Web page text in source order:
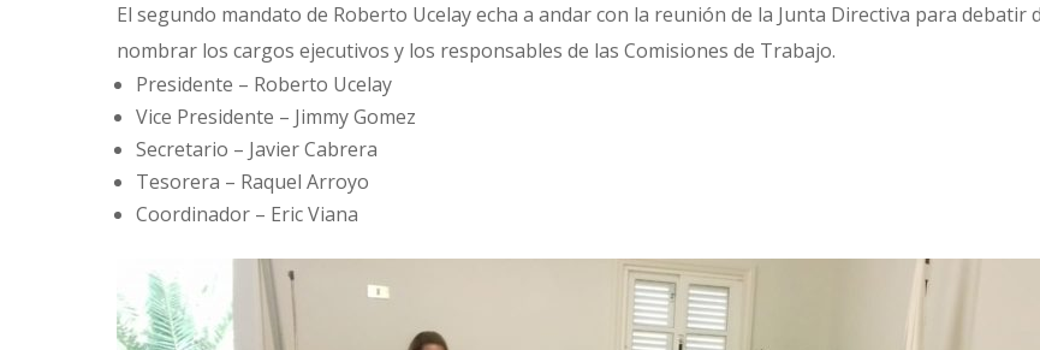
El segundo mandato de Roberto Ucelay echa a andar con la reunión de la Junta Directiva para
nombrar los cargos ejecutivos y los responsables de las Comisiones de Trabajo.
Presidente – Roberto Ucelay
Vice Presidente – Jimmy Gomez
Secretario – Javier Cabrera
Tesorera – Raquel Arroyo
Coordinador – Eric Viana